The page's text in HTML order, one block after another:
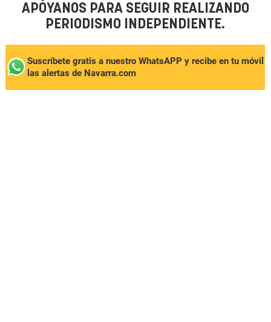
APÓYANOS PARA SEGUIR REALIZANDO
PERIODISMO INDEPENDIENTE.
Suscríbete gratis a nuestro WhatsAPP y recibe en tu móvil
las alertas de Navarra.com